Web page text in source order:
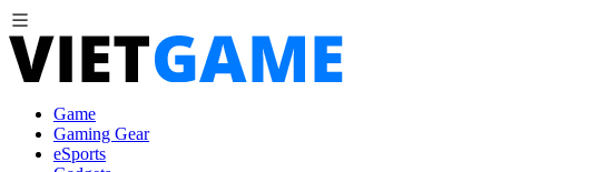
Game
Gaming Gear
eSports